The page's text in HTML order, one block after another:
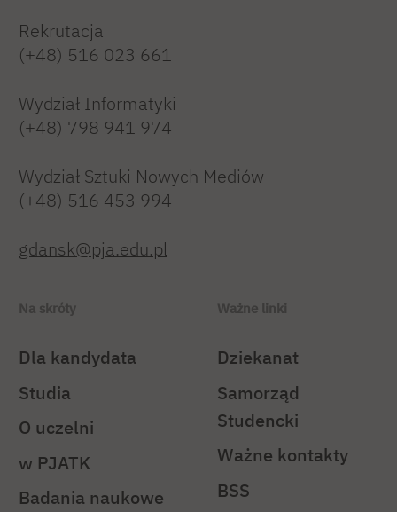
Rekrutacja
(+48) 516 023 661
Wydział Informatyki
(+48) 798 941 974
Wydział Sztuki Nowych Mediów
(+48) 516 453 994
gdansk@pja.edu.pl
Na skróty
Dla kandydata
Studia
O uczelni
w PJATK
Badania naukowe
Ważne linki
Dziekanat
Samorząd
Studencki
Ważne kontakty
BSS